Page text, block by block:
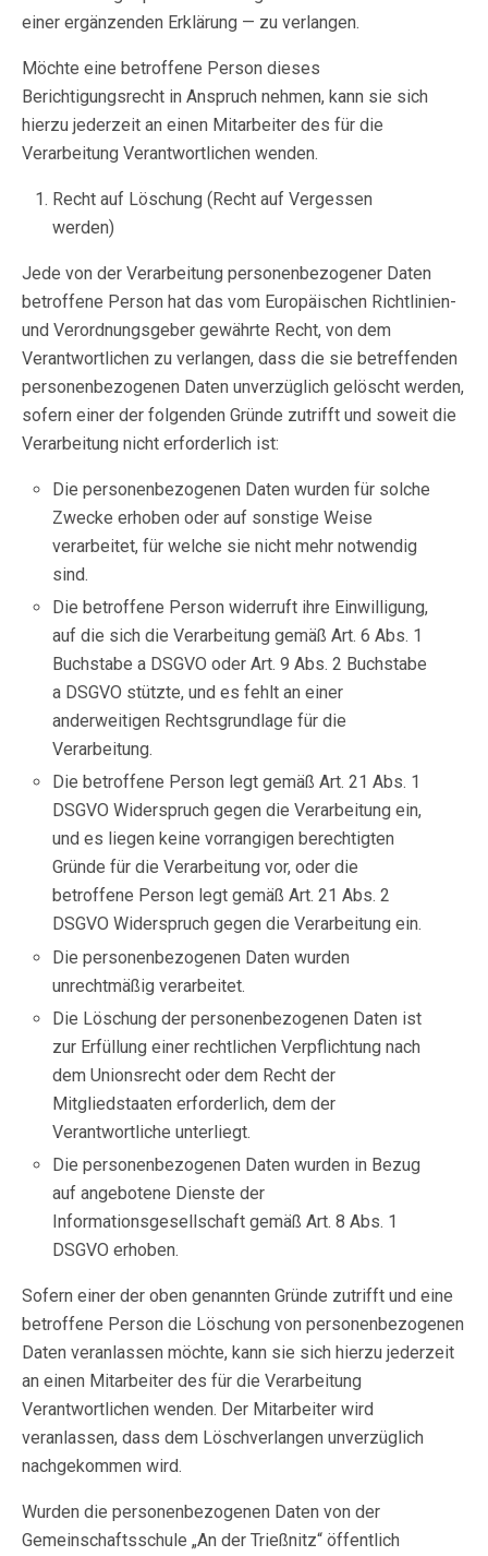
einer ergänzenden Erklärung — zu verlangen.
Möchte eine betroffene Person dieses
Berichtigungsrecht in Anspruch nehmen, kann sie sich
hierzu jederzeit an einen Mitarbeiter des für die
Verarbeitung Verantwortlichen wenden.
Recht auf Löschung (Recht auf Vergessen
werden)
Jede von der Verarbeitung personenbezogener Daten
betroffene Person hat das vom Europäischen Richtlinien-
und Verordnungsgeber gewährte Recht, von dem
Verantwortlichen zu verlangen, dass die sie betreffenden
personenbezogenen Daten unverzüglich gelöscht werden,
sofern einer der folgenden Gründe zutrifft und soweit die
Verarbeitung nicht erforderlich ist:
Die personenbezogenen Daten wurden für solche
Zwecke erhoben oder auf sonstige Weise
verarbeitet, für welche sie nicht mehr notwendig
sind.
Die betroffene Person widerruft ihre Einwilligung,
auf die sich die Verarbeitung gemäß Art. 6 Abs. 1
Buchstabe a DSGVO oder Art. 9 Abs. 2 Buchstabe
a DSGVO stützte, und es fehlt an einer
anderweitigen Rechtsgrundlage für die
Verarbeitung.
Die betroffene Person legt gemäß Art. 21 Abs. 1
DSGVO Widerspruch gegen die Verarbeitung ein,
und es liegen keine vorrangigen berechtigten
Gründe für die Verarbeitung vor, oder die
betroffene Person legt gemäß Art. 21 Abs. 2
DSGVO Widerspruch gegen die Verarbeitung ein.
Die personenbezogenen Daten wurden
unrechtmäßig verarbeitet.
Die Löschung der personenbezogenen Daten ist
zur Erfüllung einer rechtlichen Verpflichtung nach
dem Unionsrecht oder dem Recht der
Mitgliedstaaten erforderlich, dem der
Verantwortliche unterliegt.
Die personenbezogenen Daten wurden in Bezug
auf angebotene Dienste der
Informationsgesellschaft gemäß Art. 8 Abs. 1
DSGVO erhoben.
Sofern einer der oben genannten Gründe zutrifft und eine
betroffene Person die Löschung von personenbezogenen
Daten veranlassen möchte, kann sie sich hierzu jederzeit
an einen Mitarbeiter des für die Verarbeitung
Verantwortlichen wenden. Der Mitarbeiter wird
veranlassen, dass dem Löschverlangen unverzüglich
nachgekommen wird.
Wurden die personenbezogenen Daten von der
Gemeinschaftsschule „An der Trießnitz“ öffentlich